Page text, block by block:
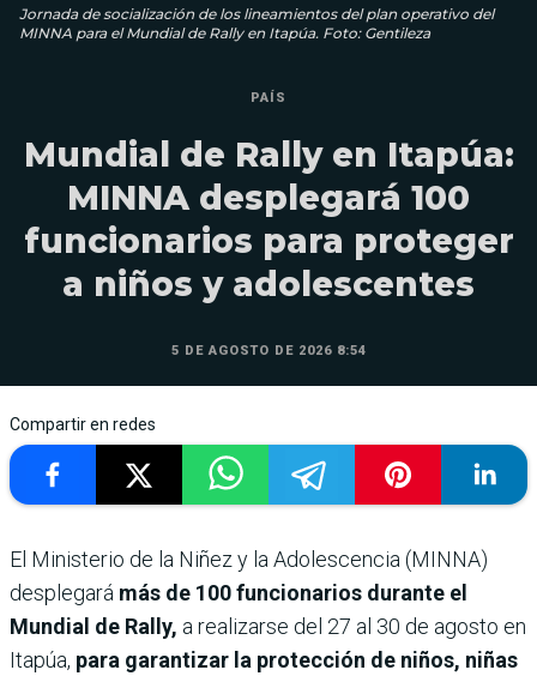
Jornada de socialización de los lineamientos del plan operativo del
MINNA para el Mundial de Rally en Itapúa. Foto: Gentileza
PAÍS
Mundial de Rally en Itapúa:
MINNA desplegará 100
funcionarios para proteger
a niños y adolescentes
5 DE AGOSTO DE 2026 8:54
Compartir en redes
El Ministerio de la Niñez y la Adolescencia (MINNA)
desplegará más de 100 funcionarios durante el
Mundial de Rally, a realizarse del 27 al 30 de agosto en
Itapúa, para garantizar la protección de niños, niñas